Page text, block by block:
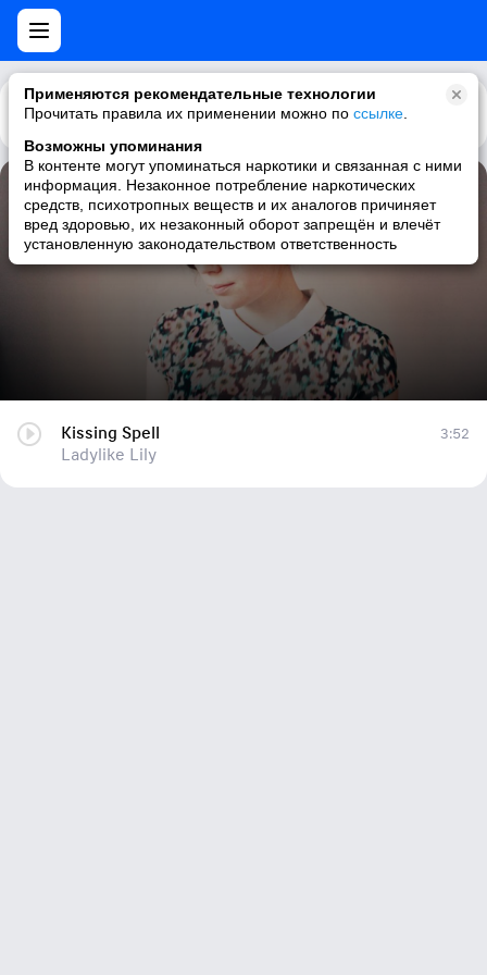
Применяются рекомендательные технологии
Прочитать правила их применении можно по ссылке
Возможны упоминания
В контенте могут упоминаться наркотики и связанная с ними
информация. Незаконное потребление наркотических
средств, психотропных веществ и их аналогов причиняет
вред здоровью, их незаконный оборот запрещён и влечёт
установленную законодательством ответственность
Каталог Рекомендации
Kissing Spell
Ladylike Lily
Kissing Spell
Ladylike Lily
3:52